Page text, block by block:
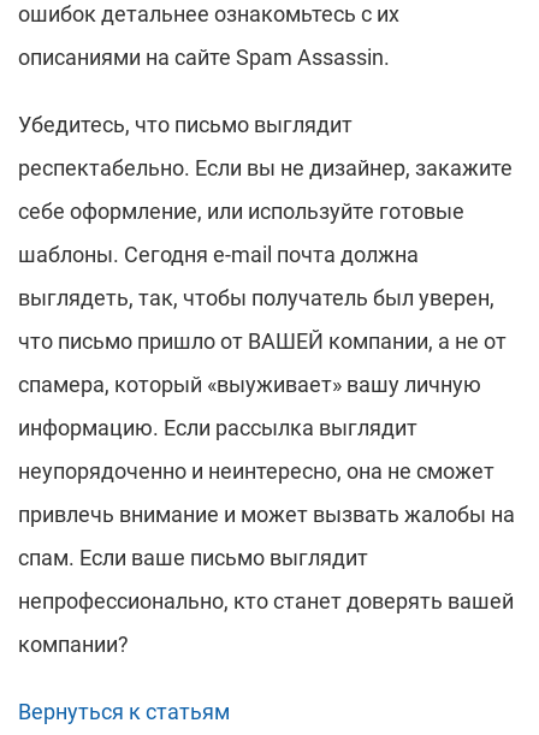
ошибок детальнее ознакомьтесь с их
описаниями на сайте Spam Assassin.
Убедитесь, что письмо выглядит
респектабельно. Если вы не дизайнер, закажите
себе оформление, или используйте готовые
шаблоны. Сегодня e-mail почта должна
выглядеть, так, чтобы получатель был уверен,
что письмо пришло от ВАШЕЙ компании, а не от
спамера, который «выуживает» вашу личную
информацию. Если рассылка выглядит
неупорядоченно и неинтересно, она не сможет
привлечь внимание и может вызвать жалобы на
спам. Если ваше письмо выглядит
непрофессионально, кто станет доверять вашей
компании?
Вернуться к статьям